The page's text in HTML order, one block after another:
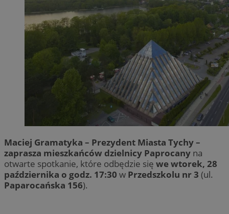
Maciej Gramatyka – Prezydent Miasta Tychy –
zaprasza mieszkańców dzielnicy Paprocany na
otwarte spotkanie, które odbędzie się we wtorek, 28
października o godz. 17:30 w Przedszkolu nr 3 (ul.
Paparocańska 156).